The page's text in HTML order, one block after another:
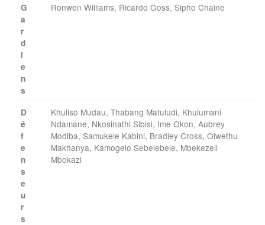
G
a
r
d
i
e
n
s
Ronwen Williams, Ricardo Goss, Sipho Chaine
D
é
f
e
n
s
e
u
r
s
Khuliso Mudau, Thabang Matuludi, Khulumani
Ndamane, Nkosinathi Sibisi, Ime Okon, Aubrey
Modiba, Samukele Kabini, Bradley Cross, Olwethu
Makhanya, Kamogelo Sebelebele, Mbekezeli
Mbokazi